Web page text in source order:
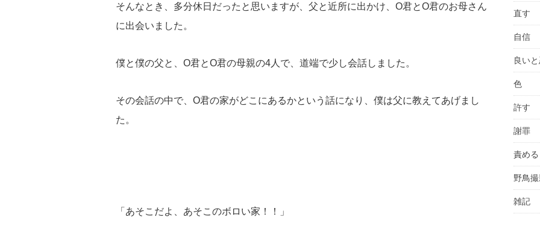
そんなとき、多分休日だったと思いますが、父と近所に出かけ、O君とO君のお母さん
に出会いました。
僕と僕の父と、O君とO君の母親の4人で、道端で少し会話しました。
その会話の中で、O君の家がどこにあるかという話になり、僕は父に教えてあげまし
た。
「あそこだよ、あそこのボロい家！！」
直す
自信
良い
色
許す
謝罪
責める
野鳥
雑記